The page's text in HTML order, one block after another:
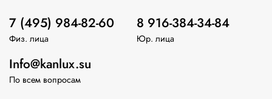
7 (495) 984-82-60
Физ. лица
8 916-384-34-84
Юр. лица
Info@kanlux.su
По всем вопросам